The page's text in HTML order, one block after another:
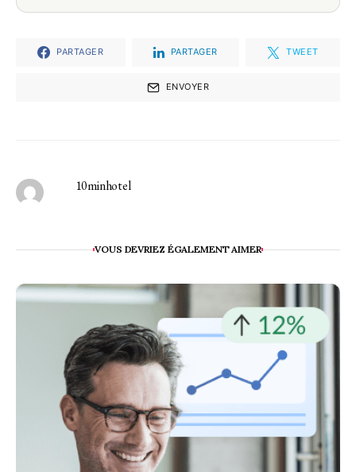
PARTAGER PARTAGER TWEET
ENVOYER
10minhotel
VOUS DEVRIEZ ÉGALEMENT AIMER